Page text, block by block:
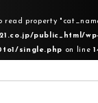
read property
public_html/wp-
single.php on line